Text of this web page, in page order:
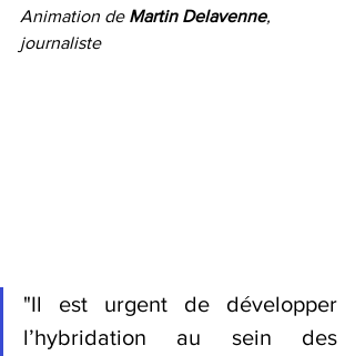
Animation de Martin Delavenne,
journaliste
"Il est urgent de développer
l’hybridation au sein des